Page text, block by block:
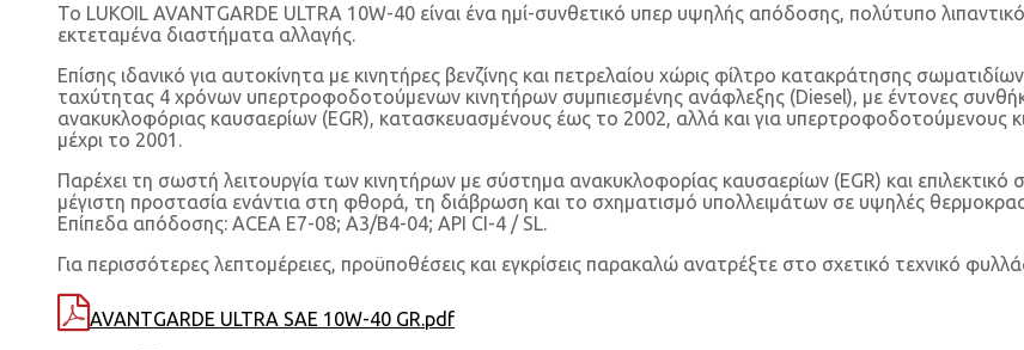
Το LUKOIL AVANTGARDE ULTRA 10W-40 είναι ένα ημί-συνθετικό υπερ υψηλής απόδοσης, πολύτυπο
εκτεταμένα διαστήματα αλλαγής.
Επίσης ιδανικό για αυτοκίνητα με κινητήρες βενζίνης και πετρελαίου χώρις φίλτρο κατακράτησης
ταχύτητας 4 χρόνων υπερτροφοδοτούμενων κινητήρων συμπιεσμένης ανάφλεξης (Diesel), με έντονες
ανακυκλοφόριας καυσαερίων (EGR), κατασκευασμένους έως το 2002, αλλά και για υπερτροφοδοτούμενους
μέχρι το 2001.
Παρέχει τη σωστή λειτουργία των κινητήρων με σύστημα ανακυκλοφορίας καυσαερίων (EGR) και
μέγιστη προστασία ενάντια στη φθορά, τη διάβρωση και το σχηματισμό υπολλειμάτων σε υψηλές
Επίπεδα απόδοσης: ACEA E7-08; A3/B4-04; API CI-4 / SL.
Για περισσότερες λεπτομέρειες, προϋποθέσεις και εγκρίσεις παρακαλώ ανατρέξτε στο σχετικό τεχνικό
AVANTGARDE ULTRA SAE 10W-40 GR.pdf